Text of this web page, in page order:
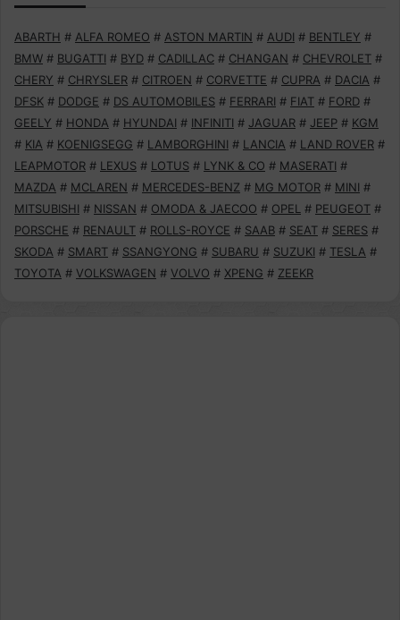
ABARTH # ALFA ROMEO # ASTON MARTIN # AUDI # BENTLEY #
BMW # BUGATTI # BYD # CADILLAC # CHANGAN # CHEVROLET #
CHERY # CHRYSLER # CITROEN # CORVETTE # CUPRA # DACIA #
DFSK # DODGE # DS AUTOMOBILES # FERRARI # FIAT # FORD #
GEELY # HONDA # HYUNDAI # INFINITI # JAGUAR # JEEP # KGM
# KIA # KOENIGSEGG # LAMBORGHINI # LANCIA # LAND ROVER #
LEAPMOTOR # LEXUS # LOTUS # LYNK & CO # MASERATI #
MAZDA # MCLAREN # MERCEDES-BENZ # MG MOTOR # MINI #
MITSUBISHI # NISSAN # OMODA & JAECOO # OPEL # PEUGEOT #
PORSCHE # RENAULT # ROLLS-ROYCE # SAAB # SEAT # SERES #
SKODA # SMART # SSANGYONG # SUBARU # SUZUKI # TESLA #
TOYOTA # VOLKSWAGEN # VOLVO # XPENG # ZEEKR